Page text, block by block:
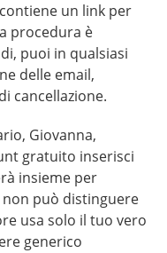
un link per
procedura è
puoi in qualsiasi
delle email,
cancellazione.
Giovanna,
gratuito inserisci
insieme per
può distinguere
usa solo il tuo vero
generico